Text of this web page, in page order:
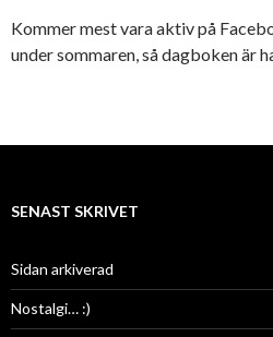
Kommer mest vara aktiv på
under sommaren, så dagboken är
SENAST SKRIVET
Sidan arkiverad
Nostalgi… :)